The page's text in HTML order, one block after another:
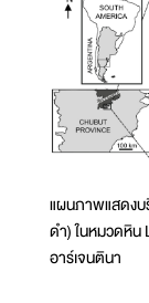
แผนภาพแสดง
ดำ) ในหมวดหิน
อาร์เจนตินา